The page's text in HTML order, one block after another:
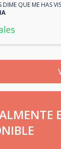
QUE ME HAS